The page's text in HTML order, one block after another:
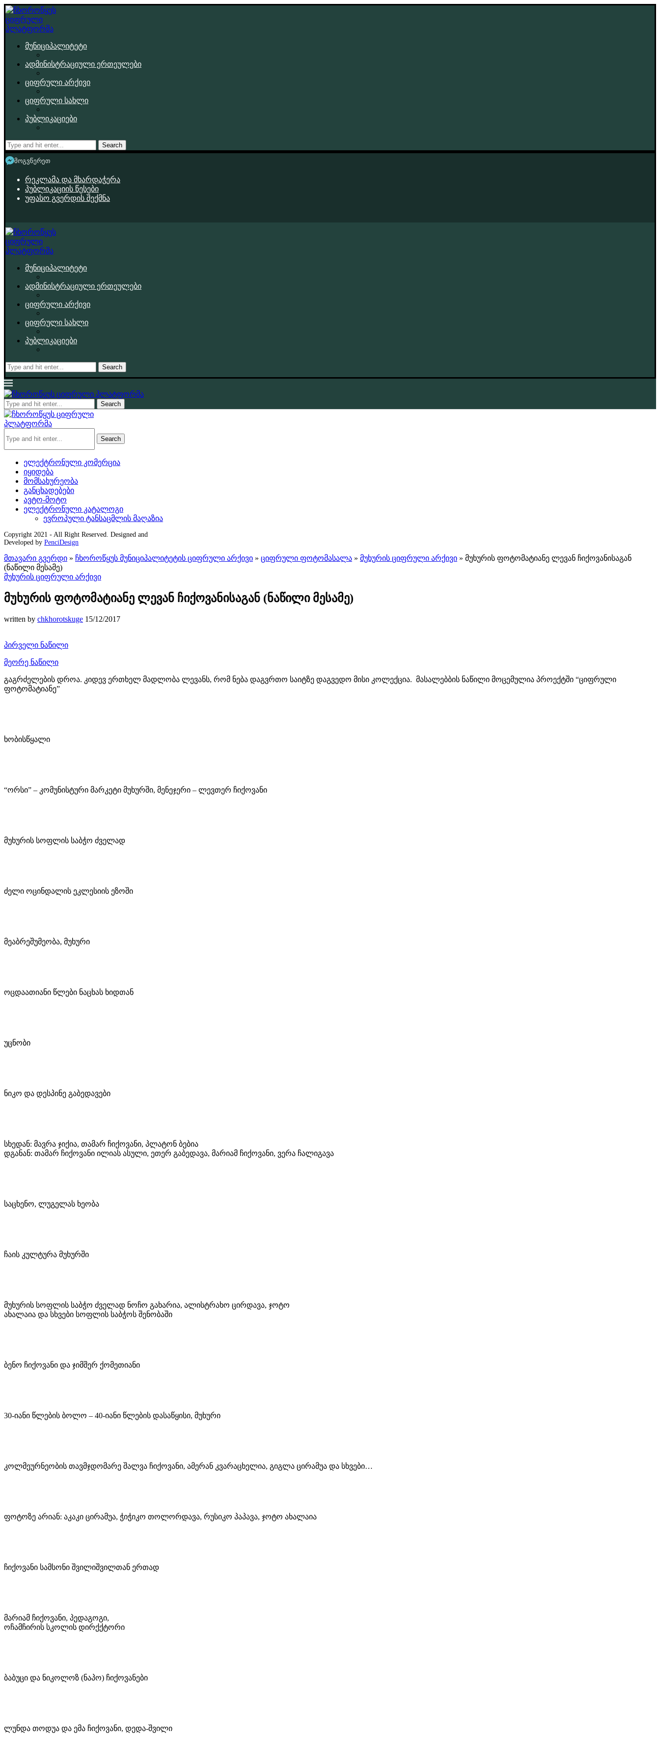
მუნიციპალიტეტი
ადმინისტრაციული ერთეულები
ციფრული არქივი
ციფრული სახლი
პუბლიკაციები
Search
მოგვწერეთ
რეკლამა და მხარდაჭერა
პუბლიკაციის წესები
უფასო გვერდის შექმნა
მუნიციპალიტეტი
ადმინისტრაციული ერთეულები
ციფრული არქივი
ციფრული სახლი
პუბლიკაციები
Search
Search
Search
ელექტრონული კომერცია
იყიდება
მომსახურეობა
განცხადებები
ავტო-მოტო
ელექტრონული კატალოგი
ევროპული ტანსაცმლის მაღაზია
Copyright 2021 - All Right Reserved. Designed and
Developed by PenciDesign
მთავარი გვერდი » ჩხოროწყუს მუნიციპალიტეტის ციფრული არქივი » ციფრული ფოტომასალა » მუხურის ციფრული არქივი » მუხურის ფოტომატიანე ლევან ჩიქოვანისაგან
(ნაწილი მესამე)
მუხურის ციფრული არქივი
მუხურის ფოტომატიანე ლევან ჩიქოვანისაგან (ნაწილი მესამე)
written by chkhorotskuge 15/12/2017
პირველი ნაწილი
მეორე ნაწილი
გაგრძელების დროა. კიდევ ერთხელ მადლობა ლევანს, რომ ნება დაგვრთო საიტზე დაგვედო მისი კოლექცია. მასალებბის ნაწილი მოცემულია პროექტში “ციფრული
ფოტომატიანე”
ხობისწყალი
“ორსი” – კომუნისტური მარკეტი მუხურში, მენეჯერი – ლევთერ ჩიქოვანი
მუხურის სოფლის საბჭო ძველად
ძელი ოცინდალის ეკლესიის ეზოში
მეაბრეშუმეობა, მუხური
ოცდაათიანი წლები ნაცხას ხიდთან
უცნობი
ნიკო და დესპინე გაბედავები
სხედან: მავრა ჯიქია, თამარ ჩიქოვანი, პლატონ ბებია
დგანან: თამარ ჩიქოვანი ილიას ასული, ეთერ გაბედავა, მარიამ ჩიქოვანი, ვერა ჩალიგავა
საცხენო, ლუგელას ხეობა
ჩაის კულტურა მუხურში
მუხურის სოფლის საბჭო ძველად ნოჩო გახარია, ალისტრახო ცირდავა, ჯოტო
ახალაია და სხვები სოფლის საბჭოს შენობაში
ბენო ჩიქოვანი და ჯიმშერ ქომეთიანი
30-იანი წლების ბოლო – 40-იანი წლების დასაწყისი, მუხური
კოლმეურნეობის თავმჯდომარე შალვა ჩიქოვანი, ამერან კვარაცხელია, გიგლა ცირამუა და სხვები…
ფოტოზე არიან: აკაკი ცირამუა, ჭიჭიკო თოლორდავა, რუსიკო პაპავა, ჯოტო ახალაია
ჩიქოვანი სამსონი შვილიშვილთან ერთად
მარიამ ჩიქოვანი, პედაგოგი,
ოჩამჩირის სკოლის დირქქტორი
ბაბუცი და ნიკოლოზ (ნაპო) ჩიქოვანები
ლუნდა თოდუა და ემა ჩიქოვანი, დედა-შვილი